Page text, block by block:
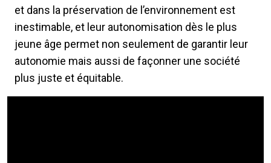
et dans la préservation de l’environnement est
inestimable, et leur autonomisation dès le plus
jeune âge permet non seulement de garantir leur
autonomie mais aussi de façonner une société
plus juste et équitable.